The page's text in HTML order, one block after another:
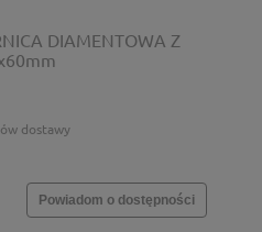
DIAMENTOWA Z
dostawy
Powiadom o dostępności